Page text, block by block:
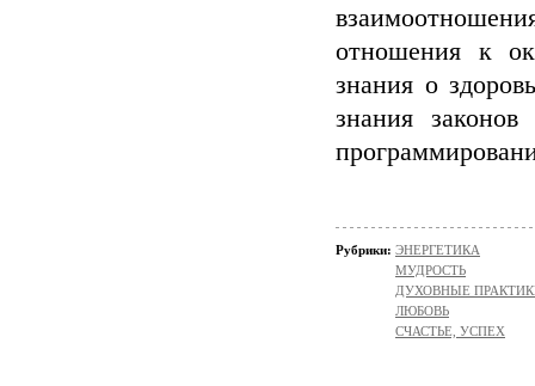
отношения к
знания о
знания
Рубрики: ЭНЕРГЕТИКА
МУДРОСТЬ
ДУХОВНЫЕ
ЛЮБОВЬ
СЧАСТЬЕ, УСПЕХ